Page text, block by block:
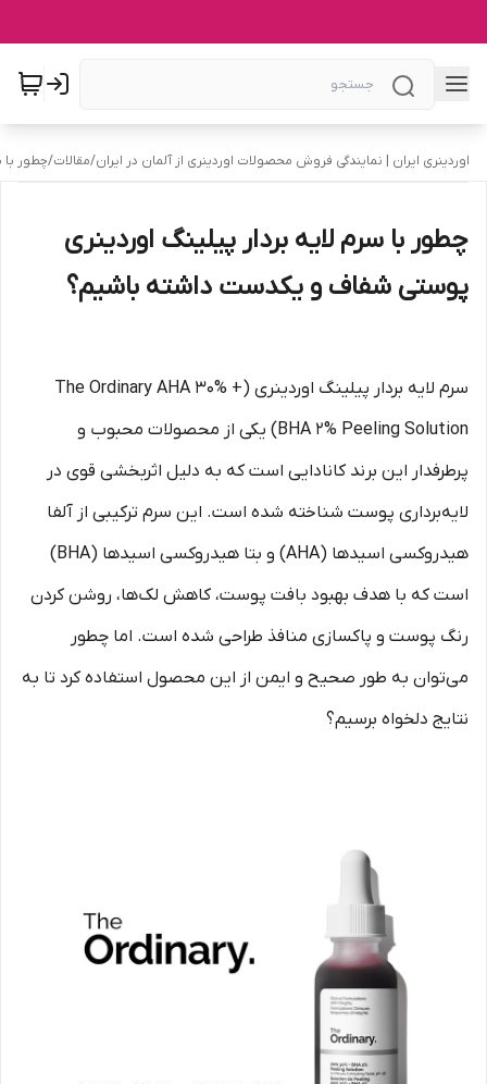
اوردینری ایران | نمایندگی فروش محصولات اوردینری از آلمان در ایران/مقالات/چطور
چطور با سرم لایه بردار پیلینگ اوردینری
پوستی شفاف و یکدست داشته باشیم؟
سرم لایه بردار پیلینگ اوردینری (The Ordinary AHA 30% +
BHA 2% Peeling Solution) یکی از محصولات محبوب و
پرطرفدار این برند کانادایی است که به دلیل اثربخشی قوی در
لایه‌برداری پوست شناخته شده است. این سرم ترکیبی از آلفا
هیدروکسی اسیدها (AHA) و بتا هیدروکسی اسیدها (BHA)
است که با هدف بهبود بافت پوست، کاهش لک‌ها، روشن کردن
رنگ پوست و پاکسازی منافذ طراحی شده است. اما چطور
می‌توان به طور صحیح و ایمن از این محصول استفاده کرد تا به
نتایج دلخواه برسیم؟